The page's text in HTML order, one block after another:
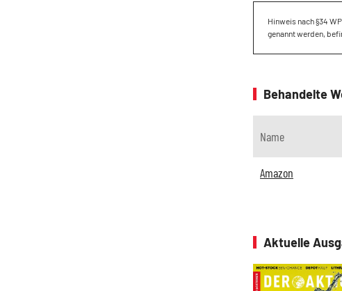
Hinweis nach §34
genannt werden,
Behandelte
Name
Amazon
Aktuelle